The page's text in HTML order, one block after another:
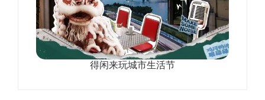
得闲来玩城市生活节